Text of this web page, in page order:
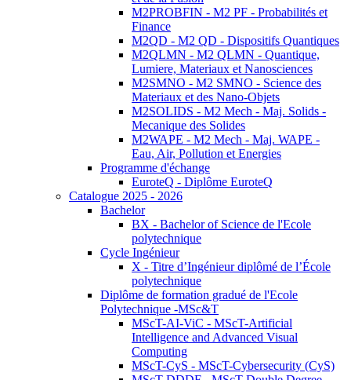
M2PROBFIN - M2 PF - Probabilités et
Finance
M2QD - M2 QD - Dispositifs Quantiques
M2QLMN - M2 QLMN - Quantique,
Lumiere, Materiaux et Nanosciences
M2SMNO - M2 SMNO - Science des
Materiaux et des Nano-Objets
M2SOLIDS - M2 Mech - Maj. Solids -
Mecanique des Solides
M2WAPE - M2 Mech - Maj. WAPE -
Eau, Air, Pollution et Energies
Programme d'échange
EuroteQ - Diplôme EuroteQ
Catalogue 2025 - 2026
Bachelor
BX - Bachelor of Science de l'Ecole
polytechnique
Cycle Ingénieur
X - Titre d’Ingénieur diplômé de l’École
polytechnique
Diplôme de formation gradué de l'Ecole
Polytechnique -MSc&T
MScT-AI-ViC - MScT-Artificial
Intelligence and Advanced Visual
Computing
MScT-CyS - MScT-Cybersecurity (CyS)